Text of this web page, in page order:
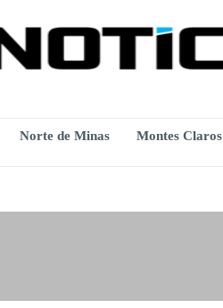
Norte de Minas Montes Claros